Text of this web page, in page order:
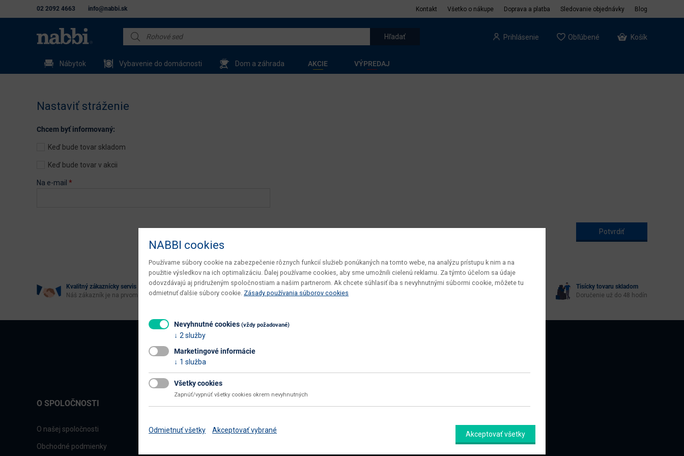
02 2092 4663 info@nabbi.sk Kontakt Všetko o nákupe Doprava a platba Sledovanie objednávky Blog
Prihlásenie Obľúbené Košík
Nábytok Vybavenie do domácnosti Dom a záhrada AKCIE VÝPREDAJ
Nastaviť stráženie
Chcem byť informovaný:
Keď bude tovar skladom
Keď bude tovar v akcii
Na e-mail *
Kvalitný zákaznícky servis
Náš zákazník je na prvom mieste
Vrátenie tovaru do 30 dní
Maximálne pohodlie pre vás
Top ceny
Tisícky tovaru skladom
Doručenie už do 48 hodín
O SPOLOČNOSTI
O našej spoločnosti
Obchodné podmienky
Obchodné podmienky Reklamačný formulár
Odstúpiť od zmluvy tu
NABBI cookies
Používame súbory cookie na zabezpečenie rôznych funkcií služieb ponúkaných na tomto webe, na analýzu prístupu k nim a na
použitie výsledkov na ich optimalizáciu. Ďalej používame cookies, aby sme umožnili cielenú reklamu. Za týmto účelom sa údaje
odovzdávajú aj pridruženým spoločnostiam a našim partnerom. Ak chcete súhlasiť iba s nevyhnutnými súbormi cookie, môžete tu
odmietnuť ďalšie súbory cookie. Zásady používania súborov cookies
Nevyhnutné cookies (vždy požadované)
2 služby
Marketingové informácie
1 služba
Všetky cookies
Zapnúť/vypnúť všetky cookies okrem nevyhnutných
Odmietnuť všetky Akceptovať vybrané Akceptovať všetky